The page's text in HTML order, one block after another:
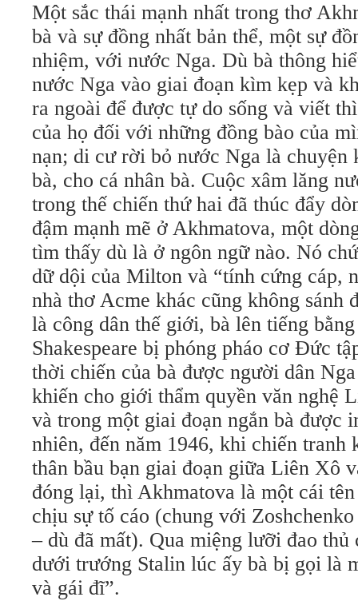
Một sắc thái mạnh nhất trong thơ
bà và sự đồng nhất bản thể, một sự
nhiệm, với nước Nga. Dù bà thông
nước Nga vào giai đoạn kìm kẹp và
ra ngoài để được tự do sống và viết
của họ đối với những đồng bào của
nạn; di cư rời bỏ nước Nga là chuyện
bà, cho cá nhân bà. Cuộc xâm lăng
trong thế chiến thứ hai đã thúc đẩy
đậm mạnh mẽ ở Akhmatova, một
tìm thấy dù là ở ngôn ngữ nào. Nó
dữ dội của Milton và “tính cứng cáp,
nhà thơ Acme khác cũng không sánh
là công dân thế giới, bà lên tiếng
Shakespeare bị phóng pháo cơ Đức
thời chiến của bà được người dân
khiến cho giới thẩm quyền văn nghệ
và trong một giai đoạn ngắn bà được
nhiên, đến năm 1946, khi chiến tranh
thân bầu bạn giai đoạn giữa Liên Xô
đóng lại, thì Akhmatova là một cái
chịu sự tố cáo (chung với
– dù đã mất). Qua miệng lưỡi đao thủ
dưới trướng Stalin lúc ấy bà bị gọi là
và gái đĩ”.